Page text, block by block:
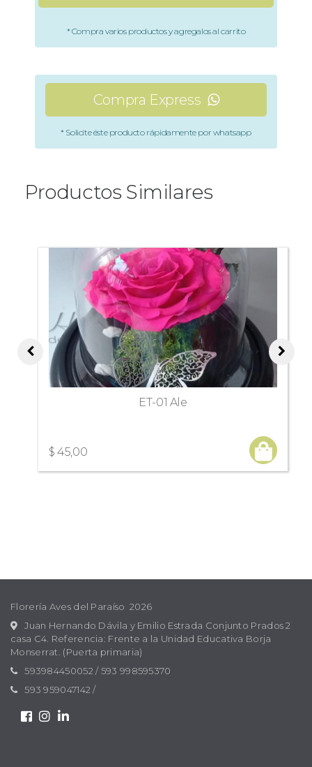
* Compra varios productos y agregalos al carrito
Compra Express
* Solicite éste producto rápidamente por whatsapp
Productos Similares
ET-01 Ale
$ 45,00
Florería Aves del Paraíso 2026
Juan Hernando Dávila y Emilio Estrada Conjunto Prados 2
casa C4. Referencia: Frente a la Unidad Educativa Borja
Monserrat. (Puerta primaria)
593984450052 /593 998595370
593 959047142 /